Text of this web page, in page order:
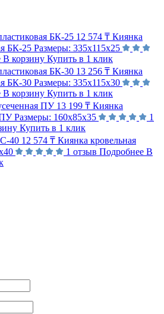
12 574 ₸ Киянка
БК-25 Размеры: 335х115х25
В корзину Купить в 1 клик
13 256 ₸ Киянка
БК-30 Размеры: 335х115х30
В корзину Купить в 1 клик
13 199 ₸ Киянка
ПУ Размеры: 160х85х35
1
Купить в 1 клик
12 574 ₸ Киянка кровельная
1 отзыв Подробнее В